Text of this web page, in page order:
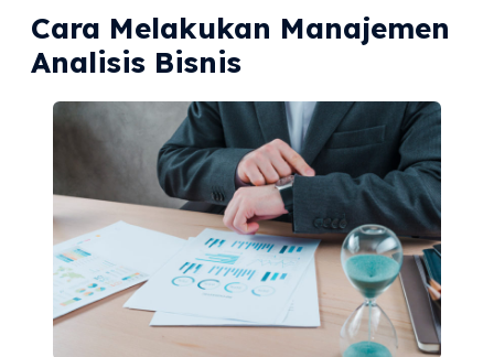
Cara Melakukan Manajemen
Analisis Bisnis